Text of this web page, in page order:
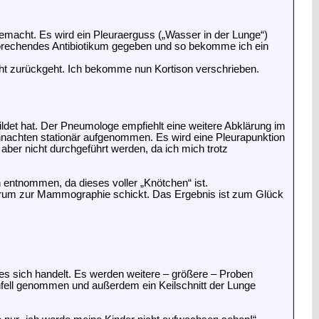
Es wird ein Pleuraerguss („Wasser in der Lunge“)
Antibiotikum gegeben und so bekomme ich ein
zurückgeht. Ich bekomme nun Kortison verschrieben.
hat. Der Pneumologe empfiehlt eine weitere Abklärung im
stationär aufgenommen. Es wird eine Pleurapunktion
nicht durchgeführt werden, da ich mich trotz
da dieses voller „Knötchen“ ist.
zur Mammographie schickt. Das Ergebnis ist zum Glück
sich handelt. Es werden weitere – größere – Proben
genommen und außerdem ein Keilschnitt der Lunge